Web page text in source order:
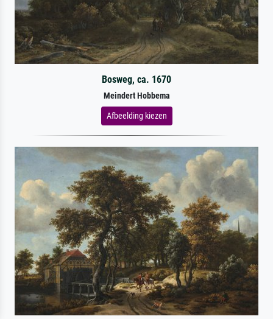
Bosweg, ca. 1670
Meindert Hobbema
Afbeelding kiezen